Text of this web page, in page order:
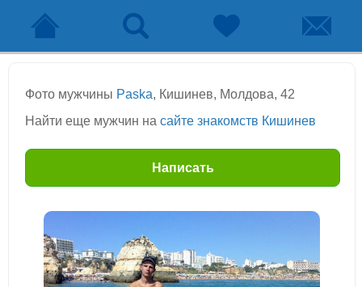
Фото мужчины Paska, Кишинев, Молдова, 42
Найти еще мужчин на сайте знакомств Кишинев
Написать